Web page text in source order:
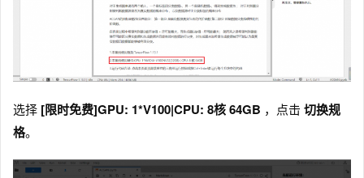
选择 [限时免费]GPU: 1*V100|CPU: 8核 64GB ，点击 切换规
格。